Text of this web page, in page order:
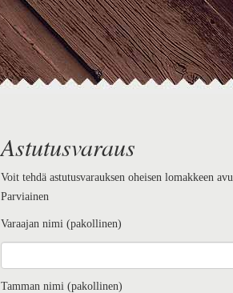
Astutusvaraus
Voit tehdä astutusvarauksen oheisen lomakkeen
Parviainen
Varaajan nimi (pakollinen)
Tamman nimi (pakollinen)